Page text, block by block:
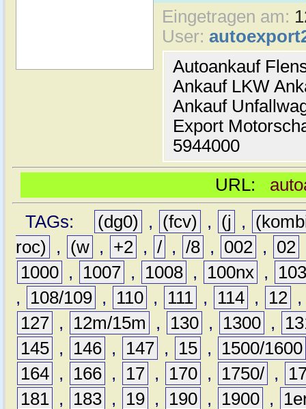
Eingetragen am:
User:
Autoankauf
Ankauf LKW
Ankauf
Export
5944000
URL:
TAGs:
(dg0) , (fcv) , (j ,
roc)
, (w , +2 , / , /8 , 002 , 02
1000 , 1007 , 1008 , 100nx ,
,
108/109 , 110 , 111 , 114 , 12
127 , 12m/15m , 130 , 1300 ,
145 , 146 , 147 , 15 ,
1500/1600
164 , 166 , 17 , 170 , 1750/ ,
181 , 183 , 19 , 190 , 1900 ,